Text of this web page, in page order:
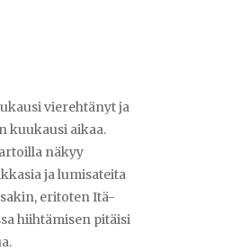
vierehtänyt ja
kuukausi aikaa.
näkyy
ja lumisateita
eritoten Itä-
hiihtämisen pitäisi